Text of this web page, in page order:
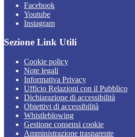
Facebook
Youtube
Instagram
Sezione Link Utili
Cookie policy
Note legali
Informativa Privacy
Ufficio Relazioni con il Pubblico
Dichiarazione di accessibilità
Obiettivi di accessibilità
Whistleblowing
Gestione consensi cookie
Amministrazione trasparente